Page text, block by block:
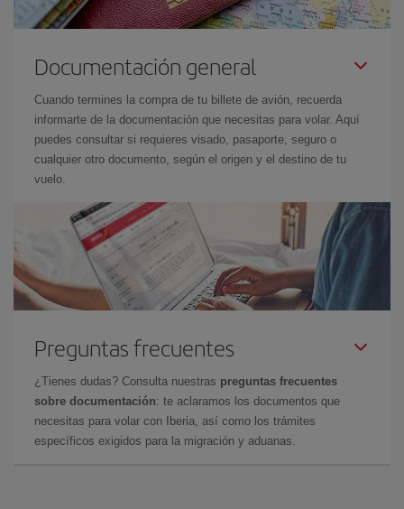
Documentación general
Cuando termines la compra de tu billete de avión, recuerda
informarte de la documentación que necesitas para volar. Aquí
puedes consultar si requieres visado, pasaporte, seguro o
cualquier otro documento, según el origen y el destino de tu
vuelo.
Preguntas frecuentes
¿Tienes dudas? Consulta nuestras preguntas frecuentes
sobre documentación: te aclaramos los documentos que
necesitas para volar con Iberia, así como los trámites
específicos exigidos para la migración y aduanas.